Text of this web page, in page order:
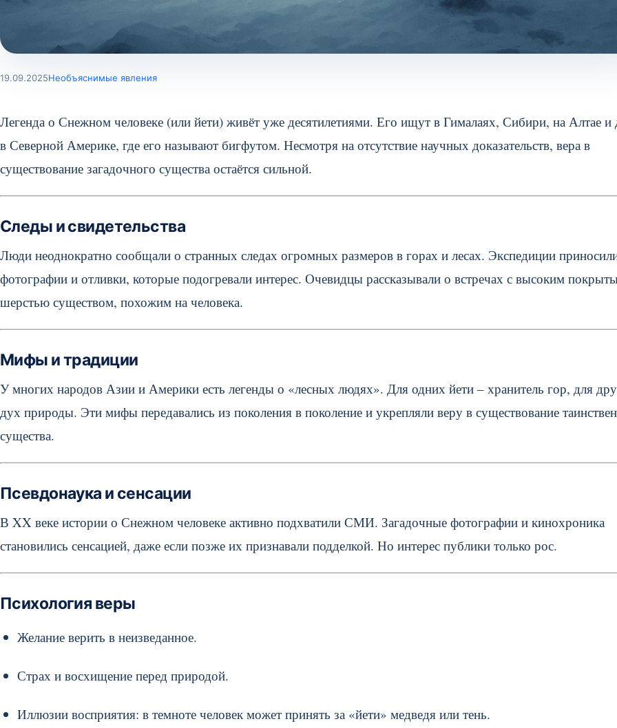
19.09.2025Необъяснимые явления
Легенда о Снежном человеке (или йети) живёт уже десятилетиями. Его ищут в Гималаях, Сибири, на Алтае и
в Северной Америке, где его называют бигфутом. Несмотря на отсутствие научных доказательств, вера в
существование загадочного существа остаётся сильной.
Следы и свидетельства
Люди неоднократно сообщали о странных следах огромных размеров в горах и лесах. Экспедиции
фотографии и отливки, которые подогревали интерес. Очевидцы рассказывали о встречах с высоким
шерстью существом, похожим на человека.
Мифы и традиции
У многих народов Азии и Америки есть легенды о «лесных людях». Для одних йети – хранитель гор, для
дух природы. Эти мифы передавались из поколения в поколение и укрепляли веру в существование
существа.
Псевдонаука и сенсации
В XX веке истории о Снежном человеке активно подхватили СМИ. Загадочные фотографии и кинохроника
становились сенсацией, даже если позже их признавали подделкой. Но интерес публики только рос.
Психология веры
Желание верить в неизведанное.
Страх и восхищение перед природой.
Иллюзии восприятия: в темноте человек может принять за «йети» медведя или тень.